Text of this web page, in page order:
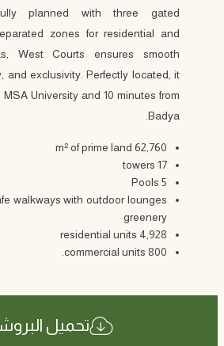
planned with three gated
zones for residential and
West Courts ensures smooth
and exclusivity. Perfectly located, it
MSA University and 10 minutes from
Badya.
62,760 m² of prime land
17 towers
5 Pools
walkways with outdoor lounges
greenery
4,928 residential units
800 commercial units.
تحميل